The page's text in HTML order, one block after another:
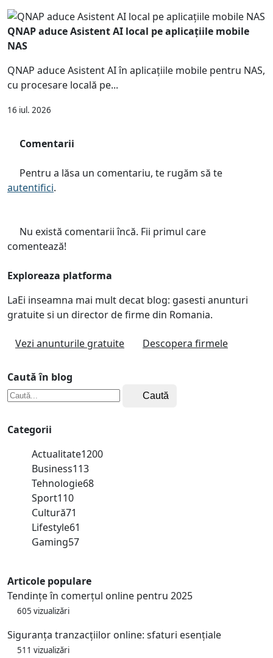
QNAP aduce Asistent AI local pe aplicațiile mobile
NAS
QNAP aduce Asistent AI în aplicațiile mobile pentru NAS,
cu procesare locală pe...
16 iul. 2026
Comentarii
Pentru a lăsa un comentariu, te rugăm să te
autentifici.
Nu există comentarii încă. Fii primul care
comentează!
Exploreaza platforma
LaEi inseamna mai mult decat blog: gasesti anunturi
gratuite si un director de firme din Romania.
Vezi anunturile gratuite Descopera firmele
Caută în blog
Caută
Categorii
Actualitate1200
Business113
Tehnologie68
Sport110
Cultură71
Lifestyle61
Gaming57
Articole populare
Tendințe în comerțul online pentru 2025
605 vizualizări
Siguranța tranzacțiilor online: sfaturi esențiale
511 vizualizări